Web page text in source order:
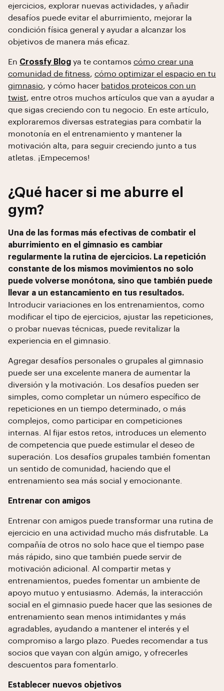
ejercicios, explorar nuevas actividades, y añadir
desafíos puede evitar el aburrimiento, mejorar la
condición física general y ayudar a alcanzar los
objetivos de manera más eficaz.
En Crossfy Blog ya te contamos cómo crear una
comunidad de fitness, cómo optimizar el espacio en tu
gimnasio, y cómo hacer batidos proteicos con un
twist, entre otros muchos artículos que van a ayudar a
que sigas creciendo con tu negocio. En este artículo,
exploraremos diversas estrategias para combatir la
monotonía en el entrenamiento y mantener la
motivación alta, para seguir creciendo junto a tus
atletas. ¡Empecemos!
¿Qué hacer si me aburre el
gym?
Una de las formas más efectivas de combatir el
aburrimiento en el gimnasio es cambiar
regularmente la rutina de ejercicios. La repetición
constante de los mismos movimientos no solo
puede volverse monótona, sino que también puede
llevar a un estancamiento en tus resultados.
Introducir variaciones en los entrenamientos, como
modificar el tipo de ejercicios, ajustar las repeticiones,
o probar nuevas técnicas, puede revitalizar la
experiencia en el gimnasio.
Agregar desafíos personales o grupales al gimnasio
puede ser una excelente manera de aumentar la
diversión y la motivación. Los desafíos pueden ser
simples, como completar un número específico de
repeticiones en un tiempo determinado, o más
complejos, como participar en competiciones
internas. Al fijar estos retos, introduces un elemento
de competencia que puede estimular el deseo de
superación. Los desafíos grupales también fomentan
un sentido de comunidad, haciendo que el
entrenamiento sea más social y emocionante.
Entrenar con amigos
Entrenar con amigos puede transformar una rutina de
ejercicio en una actividad mucho más disfrutable. La
compañía de otros no solo hace que el tiempo pase
más rápido, sino que también puede servir de
motivación adicional. Al compartir metas y
entrenamientos, puedes fomentar un ambiente de
apoyo mutuo y entusiasmo. Además, la interacción
social en el gimnasio puede hacer que las sesiones de
entrenamiento sean menos intimidantes y más
agradables, ayudando a mantener el interés y el
compromiso a largo plazo. Puedes recomendar a tus
socios que vayan con algún amigo, y ofrecerles
descuentos para fomentarlo.
Establecer nuevos objetivos